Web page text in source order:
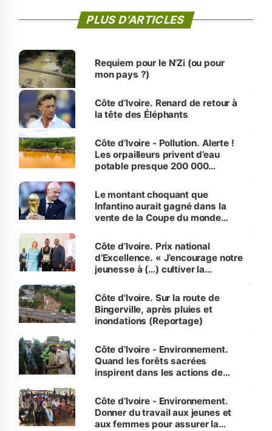
PLUS D'ARTICLES
Requiem pour le N’Zi (ou pour
mon pays ?)
Côte d’Ivoire. Renard de retour à
la tête des Éléphants
Côte d’Ivoire - Pollution. Alerte !
Les orpailleurs privent d’eau
potable presque 200 000
Le montant choquant que
Infantino aurait gagné dans la
vente de la Coupe du monde
Côte d’Ivoire. Prix national
d’Excellence. « J’encourage notre
jeunesse à (…) cultiver la
(Alassane Ouattara
Côte d'Ivoire. Sur la route de
Bingerville, après pluies et
inondations (Reportage)
Côte d’Ivoire - Environnement.
Quand les forêts sacrées
inspirent dans les actions de
Côte d’Ivoire - Environnement.
Donner du travail aux jeunes et
aux femmes pour assurer la